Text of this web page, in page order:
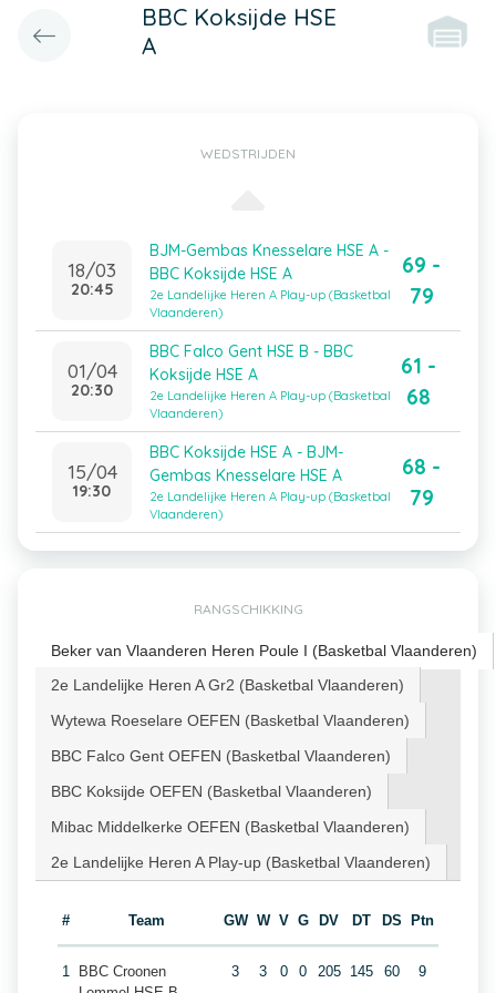
BBC Koksijde HSE
A
WEDSTRIJDEN
18/03
20:45
BJM-Gembas Knesselare HSE A -
BBC Koksijde HSE A
2e Landelijke Heren A Play-up (Basketbal
Vlaanderen)
69 -
79
01/04
20:30
BBC Falco Gent HSE B - BBC
Koksijde HSE A
2e Landelijke Heren A Play-up (Basketbal
Vlaanderen)
61 -
68
15/04
19:30
BBC Koksijde HSE A - BJM-
Gembas Knesselare HSE A
2e Landelijke Heren A Play-up (Basketbal
Vlaanderen)
68 -
79
RANGSCHIKKING
Beker van Vlaanderen Heren Poule I (Basketbal Vlaanderen)
2e Landelijke Heren A Gr2 (Basketbal Vlaanderen)
Wytewa Roeselare OEFEN (Basketbal Vlaanderen)
BBC Falco Gent OEFEN (Basketbal Vlaanderen)
BBC Koksijde OEFEN (Basketbal Vlaanderen)
Mibac Middelkerke OEFEN (Basketbal Vlaanderen)
2e Landelijke Heren A Play-up (Basketbal Vlaanderen)
# Team GW W V G DV DT DS Ptn
1
BBC Croonen
3 3 0 0 205 145 60 9